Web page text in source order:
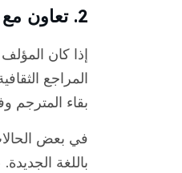
2. تعاون مع المؤلف (إن أمكن)
إذا كان
المراجع
بقاء المترجم
في بعض
باللغة